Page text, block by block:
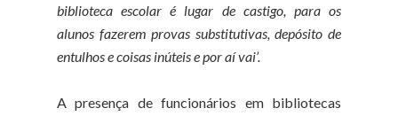
biblioteca escolar é lugar de castigo, para os
alunos fazerem provas substitutivas, depósito de
entulhos e coisas inúteis e por aí vai’.
A presença de funcionários em bibliotecas